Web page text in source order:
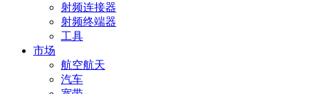
射频连接器
射频终端器
工具
市场
航空航天
汽车